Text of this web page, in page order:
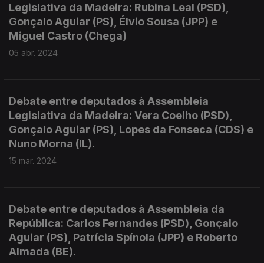
Legislativa da Madeira: Rubina Leal (PSD),
Gonçalo Aguiar (PS), Élvio Sousa (JPP) e
Miguel Castro (Chega)
05 abr. 2024
Debate entre deputados à Assembleia
Legislativa da Madeira: Vera Coelho (PSD),
Gonçalo Aguiar (PS), Lopes da Fonseca (CDS) e
Nuno Morna (IL).
15 mar. 2024
Debate entre deputados à Assembleia da
República: Carlos Fernandes (PSD), Gonçalo
Aguiar (PS), Patrícia Spínola (JPP) e Roberto
Almada (BE).